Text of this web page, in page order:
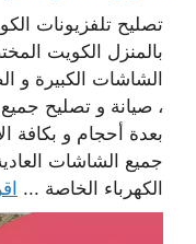
تصليح تلفزيونات
بالمنزل الكويت
الشاشات الكبيرة و
، صيانة و تصليح
بعدة أحجام و بكافة
جميع الشاشات
الكهرباء الخاصة ...